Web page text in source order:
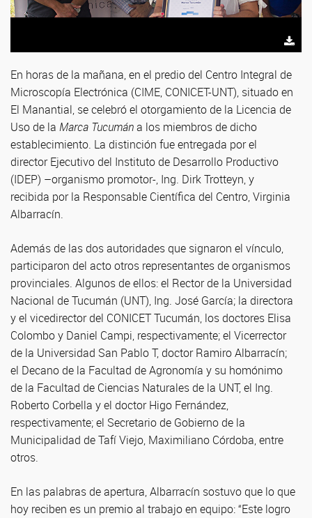
En horas de la mañana, en el predio del Centro Integral de
Microscopía Electrónica (CIME, CONICET-UNT), situado en
El Manantial, se celebró el otorgamiento de la Licencia de
Uso de la Marca Tucumána los miembros de dicho
establecimiento. La distinción fue entregada por el
director Ejecutivo del Instituto de Desarrollo Productivo
(IDEP) –organismo promotor-, Ing. Dirk Trotteyn, y
recibida por la Responsable Científica del Centro, Virginia
Albarracín.
Además de las dos autoridades que signaron el vínculo,
participaron del acto otros representantes de organismos
provinciales. Algunos de ellos: el Rector de la Universidad
Nacional de Tucumán (UNT), Ing. José García; la directora
y el vicedirector del CONICET Tucumán, los doctores Elisa
Colombo y Daniel Campi, respectivamente; el Vicerrector
de la Universidad San Pablo T, doctor Ramiro Albarracín;
el Decano de la Facultad de Agronomía y su homónimo
de la Facultad de Ciencias Naturales de la UNT, el Ing.
Roberto Corbella y el doctor Higo Fernández,
respectivamente; el Secretario de Gobierno de la
Municipalidad de Tafí Viejo, Maximiliano Córdoba, entre
otros.
En las palabras de apertura, Albarracín sostuvo que lo que
hoy reciben es un premio al trabajo en equipo: “Este logro